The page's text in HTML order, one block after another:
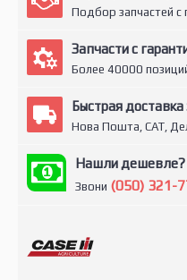
Подбор запчастей
Запчасти с
Более 40000
Быстрая доставка
Нова Пошта, САТ,
Нашли дешевле?
Звони (050) 321-